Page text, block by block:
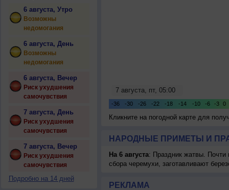
6 августа, Утро
Возможны
недомогания
6 августа, День
Возможны
недомогания
6 августа, Вечер
Риск ухудшения
самочувствия
7 августа, День
Риск ухудшения
самочувствия
7 августа, Вечер
Риск ухудшения
самочувствия
Подробно на 14 дней
Кликните на погодной карте для
НАРОДНЫЕ ПРИМЕТЫ И
На 6 августа: Праздник жатвы. Почти
сбора черемухи, заготавливают
РЕКЛАМА